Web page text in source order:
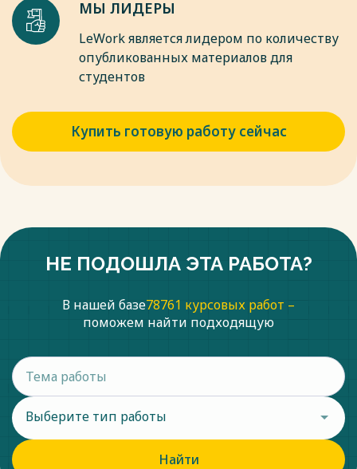
МЫ ЛИДЕРЫ
LeWork является лидером по количеству
опубликованных материалов для
студентов
Купить готовую работу сейчас
НЕ ПОДОШЛА ЭТА РАБОТА?
В нашей базе78761 курсовых работ –
поможем найти подходящую
Выберите тип работы
Найти